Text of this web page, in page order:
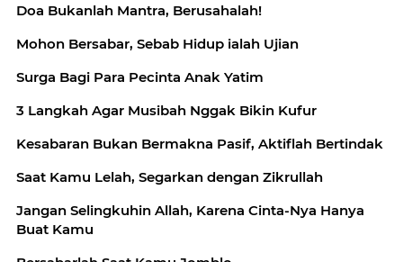
Doa Bukanlah Mantra, Berusahalah!
Mohon Bersabar, Sebab Hidup ialah Ujian
Surga Bagi Para Pecinta Anak Yatim
3 Langkah Agar Musibah Nggak Bikin Kufur
Kesabaran Bukan Bermakna Pasif, Aktiflah Bertindak
Saat Kamu Lelah, Segarkan dengan Zikrullah
Jangan Selingkuhin Allah, Karena Cinta-Nya Hanya
Buat Kamu